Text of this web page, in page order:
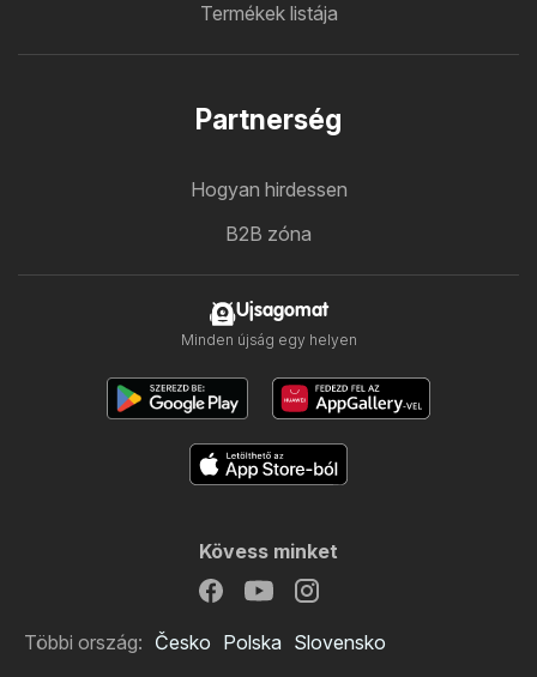
Termékek listája
Partnerség
Hogyan hirdessen
B2B zóna
Ujsagomat
Minden újság egy helyen
Kövess minket
Többi ország: Česko Polska Slovensko